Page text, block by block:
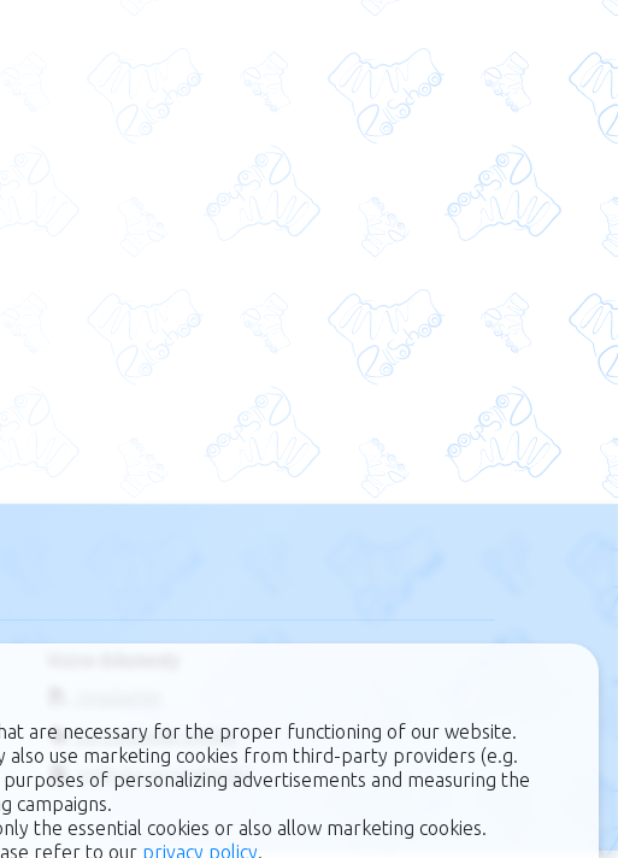
zarządzanie cookie
polityka prywatności
are necessary for the proper functioning of our website.
also use marketing cookies from third-party providers (e.g.
of personalizing advertisements and measuring the
campaigns.
the essential cookies or also allow marketing cookies.
refer to our privacy policy.